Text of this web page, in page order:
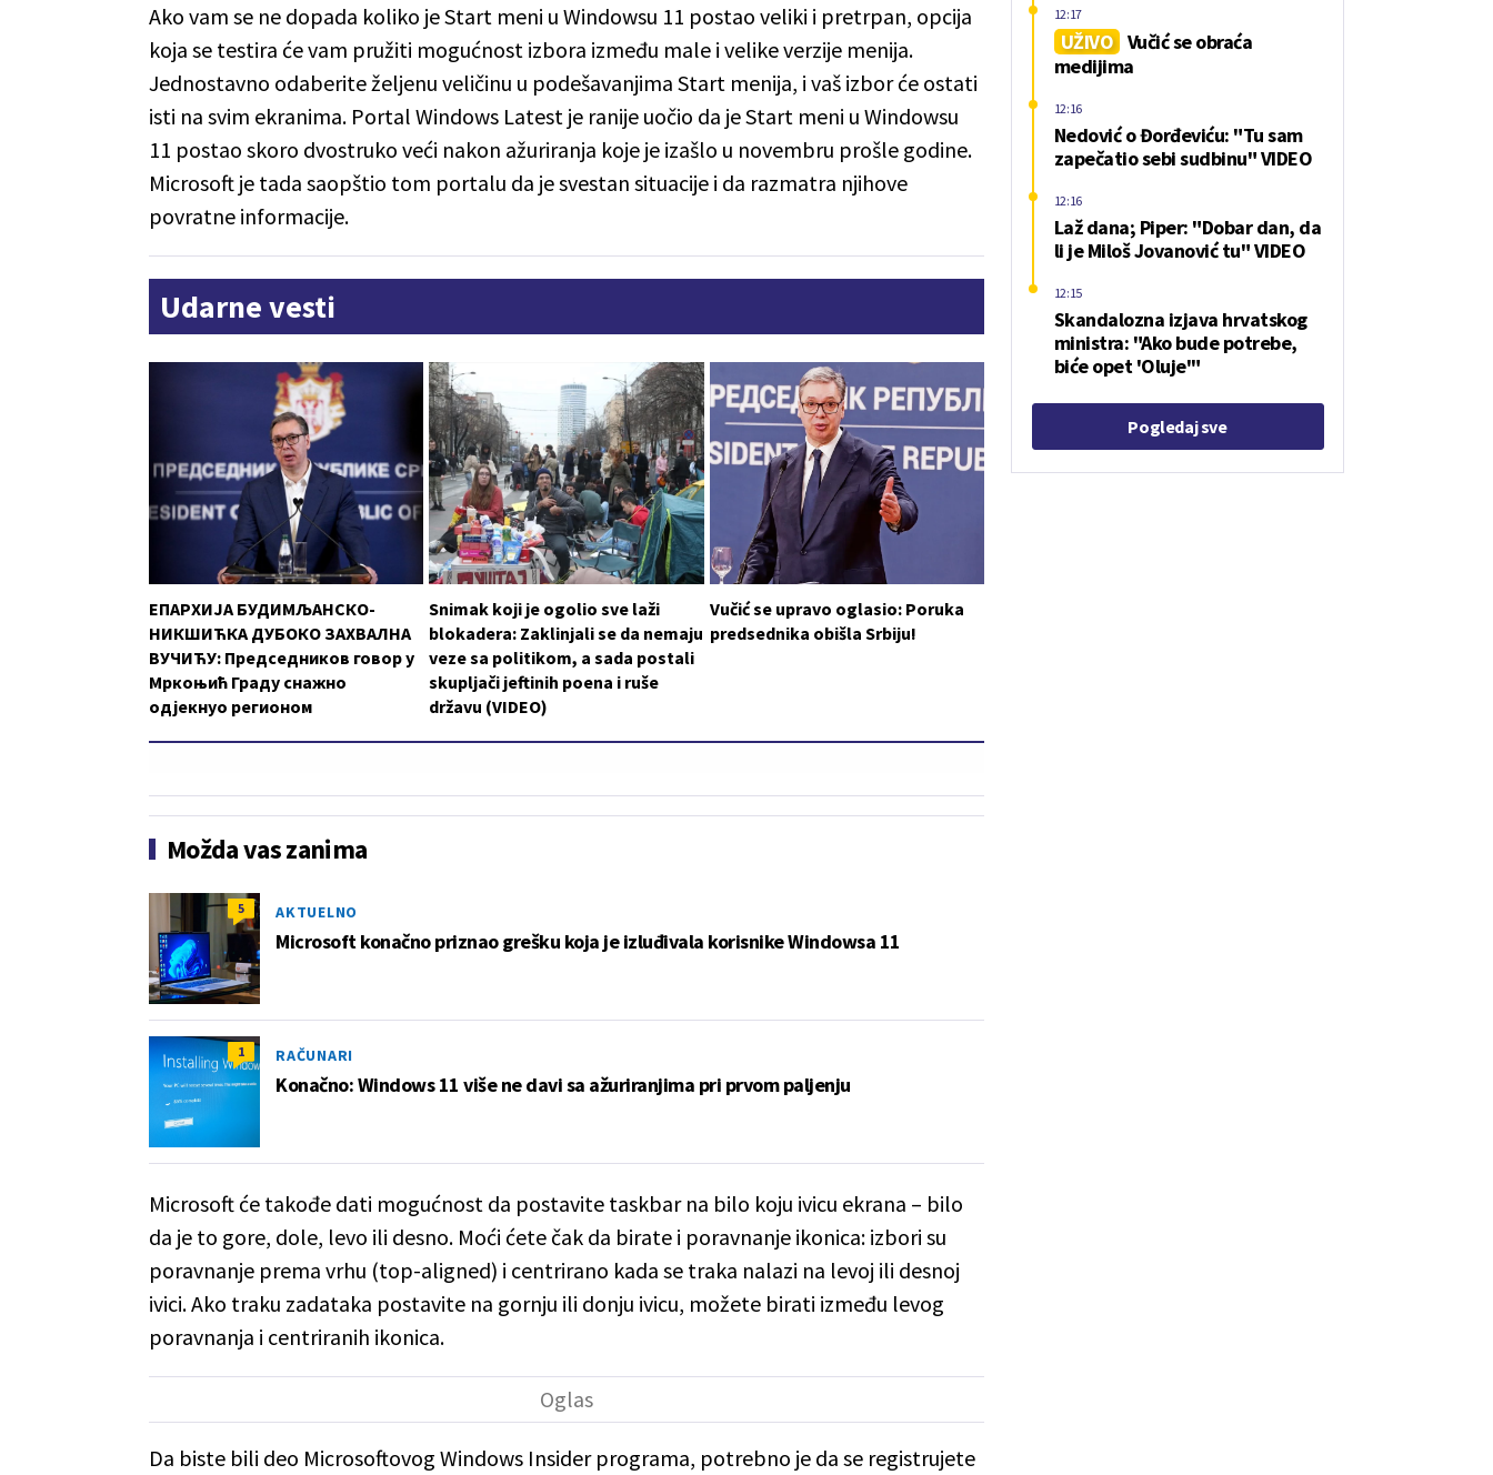
Ako vam se ne dopada koliko je Start meni u Windowsu 11 postao veliki i pretrpan, opcija
koja se testira će vam pružiti mogućnost izbora između male i velike verzije menija.
Jednostavno odaberite željenu veličinu u podešavanjima Start menija, i vaš izbor će ostati
isti na svim ekranima. Portal Windows Latest je ranije uočio da je Start meni u Windowsu
11 postao skoro dvostruko veći nakon ažuriranja koje je izašlo u novembru prošle godine.
Microsoft je tada saopštio tom portalu da je svestan situacije i da razmatra njihove
povratne informacije.
Udarne vesti
ЕПАРХИЈА БУДИМЉАНСКО-
НИКШИЋКА ДУБОКО ЗАХВАЛНА
ВУЧИЋУ: Председников говор у
Мркоњић Граду снажно
одјекнуо регионом
Snimak koji je ogolio sve laži
blokadera: Zaklinjali se da nemaju
veze sa politikom, a sada postali
skupljači jeftinih poena i ruše
državu (VIDEO)
Vučić se upravo oglasio: Poruka
predsednika obišla Srbiju!
Možda vas zanima
5 AKTUELNO
Microsoft konačno priznao grešku koja je izluđivala korisnike Windowsa 11
1 RAČUNARI
Konačno: Windows 11 više ne davi sa ažuriranjima pri prvom paljenju
Microsoft će takođe dati mogućnost da postavite taskbar na bilo koju ivicu ekrana – bilo
da je to gore, dole, levo ili desno. Moći ćete čak da birate i poravnanje ikonica: izbori su
poravnanje prema vrhu (top-aligned) i centrirano kada se traka nalazi na levoj ili desnoj
ivici. Ako traku zadataka postavite na gornju ili donju ivicu, možete birati između levog
poravnanja i centriranih ikonica.
Da biste bili deo Microsoftovog Windows Insider programa, potrebno je da se registrujete
UŽIVO Vučić se obraća
medijima
12:17
Nedović o Đorđeviću: "Tu sam
zapečatio sebi sudbinu" VIDEO
12:16
Laž dana; Piper: "Dobar dan, da
li je Miloš Jovanović tu" VIDEO
12:16
Skandalozna izjava hrvatskog
ministra: "Ako bude potrebe,
biće opet 'Oluje'"
12:15
Pogledaj sve